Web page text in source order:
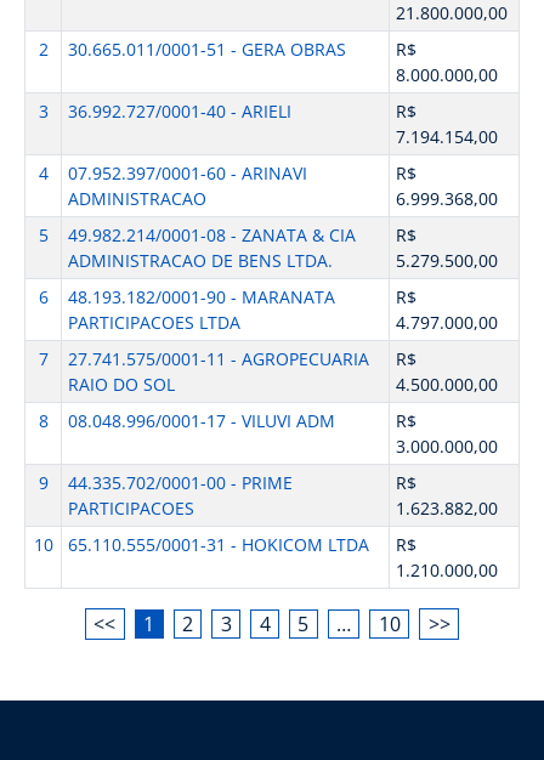
21.800.000,00
2
30.665.011/0001-51 - GERA OBRAS
R$
8.000.000,00
3
36.992.727/0001-40 - ARIELI
R$
7.194.154,00
4
07.952.397/0001-60 - ARINAVI
ADMINISTRACAO
R$
6.999.368,00
5
49.982.214/0001-08 - ZANATA & CIA
ADMINISTRACAO DE BENS LTDA.
R$
5.279.500,00
6
48.193.182/0001-90 - MARANATA
PARTICIPACOES LTDA
R$
4.797.000,00
7
27.741.575/0001-11 - AGROPECUARIA
RAIO DO SOL
R$
4.500.000,00
8
08.048.996/0001-17 - VILUVI ADM
R$
3.000.000,00
9
44.335.702/0001-00 - PRIME
PARTICIPACOES
R$
1.623.882,00
10
65.110.555/0001-31 - HOKICOM LTDA
R$
1.210.000,00
<< 1 2 3 4 5 … 10 >>